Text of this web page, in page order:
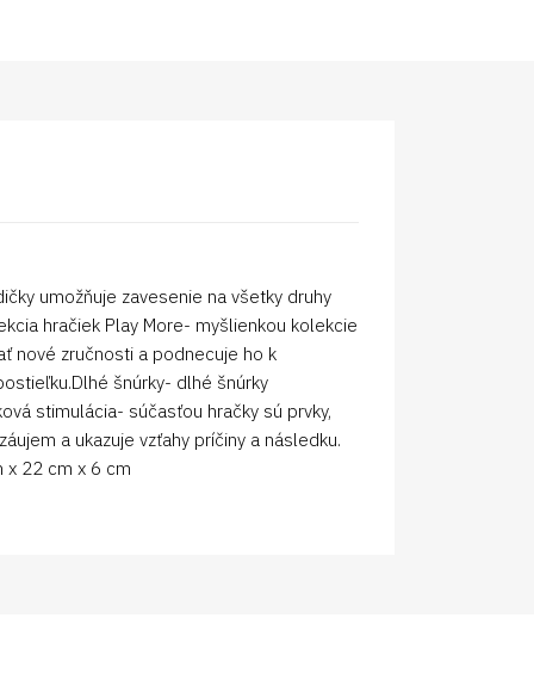
umožňuje zavesenie na všetky druhy
hračiek Play More- myšlienkou kolekcie
nové zručnosti a podnecuje ho k
šnúrky- dlhé šnúrky
stimulácia- súčasťou hračky sú prvky,
a ukazuje vzťahy príčiny a následku.
x 22 cm x 6 cm